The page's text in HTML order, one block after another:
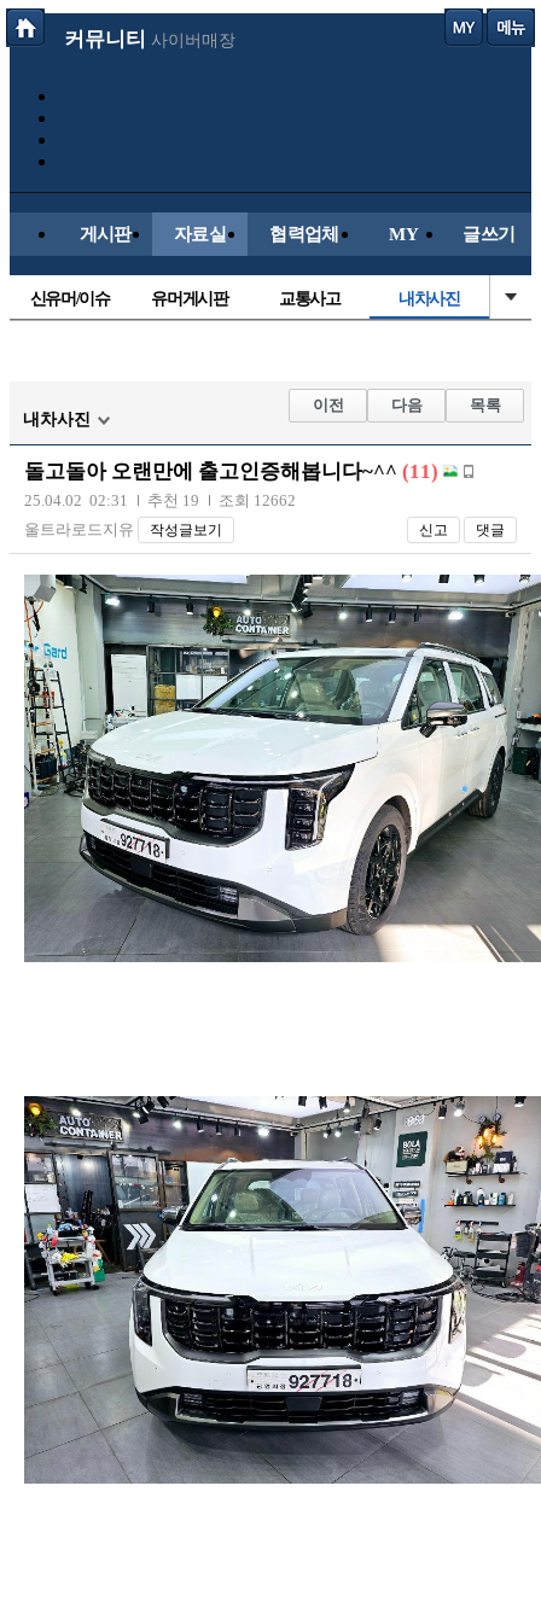
커뮤니티 사이버매장
게시판 자료실 협력업체 MY 글쓰기
신유머/이슈 유머게시판 교통사고 내차사진
자유사진 군사/무기
트럭/버스
장착시공사진
내차사진
이전 다음 목록
돌고돌아 오랜만에 출고인증해봅니다~^^ (11)
25.04.02 02:31 추천 19
조회 12662
울트라로드지유
작성글보기 신고 댓글